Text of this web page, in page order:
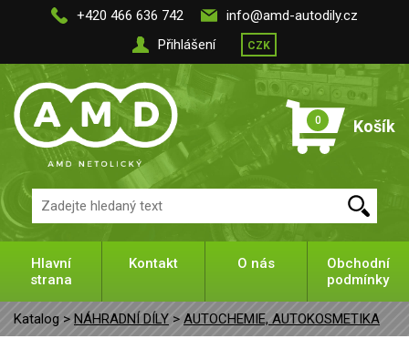
+420 466 636 742
info@amd-autodily.cz
Přihlášení
CZK
0 Košík
Hlavní
strana
Kontakt O nás
Obchodní
podmínky
Katalog > NÁHRADNÍ DÍLY > AUTOCHEMIE, AUTOKOSMETIKA